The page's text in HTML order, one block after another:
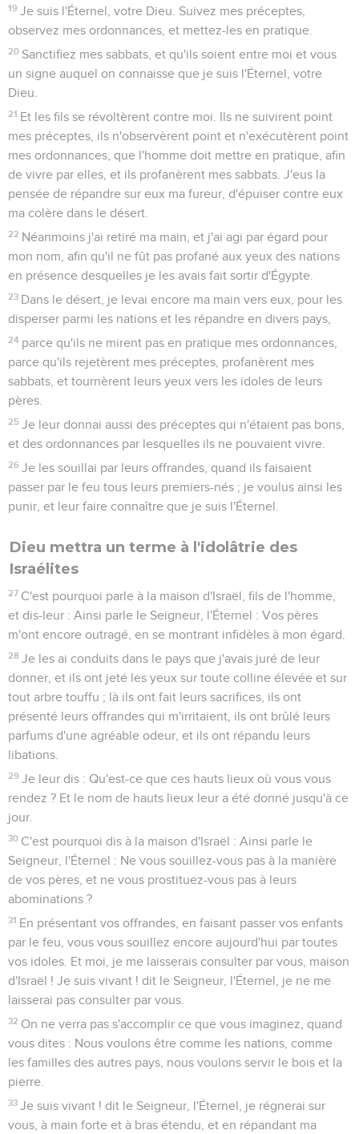
19 Je suis l'Éternel, votre Dieu. Suivez mes préceptes,
observez mes ordonnances, et mettez-les en pratique.
20 Sanctifiez mes sabbats, et qu'ils soient entre moi et vous
un signe auquel on connaisse que je suis l'Éternel, votre
Dieu.
21 Et les fils se révoltèrent contre moi. Ils ne suivirent point
mes préceptes, ils n'observèrent point et n'exécutèrent point
mes ordonnances, que l'homme doit mettre en pratique, afin
de vivre par elles, et ils profanèrent mes sabbats. J'eus la
pensée de répandre sur eux ma fureur, d'épuiser contre eux
ma colère dans le désert.
22 Néanmoins j'ai retiré ma main, et j'ai agi par égard pour
mon nom, afin qu'il ne fût pas profané aux yeux des nations
en présence desquelles je les avais fait sortir d'Égypte.
23 Dans le désert, je levai encore ma main vers eux, pour les
disperser parmi les nations et les répandre en divers pays,
24 parce qu'ils ne mirent pas en pratique mes ordonnances,
parce qu'ils rejetèrent mes préceptes, profanèrent mes
sabbats, et tournèrent leurs yeux vers les idoles de leurs
pères.
25 Je leur donnai aussi des préceptes qui n'étaient pas bons,
et des ordonnances par lesquelles ils ne pouvaient vivre.
26 Je les souillai par leurs offrandes, quand ils faisaient
passer par le feu tous leurs premiers-nés ; je voulus ainsi les
punir, et leur faire connaître que je suis l'Éternel.
Dieu mettra un terme à l'idolâtrie des
Israélites
27 C'est pourquoi parle à la maison d'Israël, fils de l'homme,
et dis-leur : Ainsi parle le Seigneur, l'Éternel : Vos pères
m'ont encore outragé, en se montrant infidèles à mon égard.
28 Je les ai conduits dans le pays que j'avais juré de leur
donner, et ils ont jeté les yeux sur toute colline élevée et sur
tout arbre touffu ; là ils ont fait leurs sacrifices, ils ont
présenté leurs offrandes qui m'irritaient, ils ont brûlé leurs
parfums d'une agréable odeur, et ils ont répandu leurs
libations.
29 Je leur dis : Qu'est-ce que ces hauts lieux où vous vous
rendez ? Et le nom de hauts lieux leur a été donné jusqu'à ce
jour.
30 C'est pourquoi dis à la maison d'Israël : Ainsi parle le
Seigneur, l'Éternel : Ne vous souillez-vous pas à la manière
de vos pères, et ne vous prostituez-vous pas à leurs
abominations ?
31 En présentant vos offrandes, en faisant passer vos enfants
par le feu, vous vous souillez encore aujourd'hui par toutes
vos idoles. Et moi, je me laisserais consulter par vous, maison
d'Israël ! Je suis vivant ! dit le Seigneur, l'Éternel, je ne me
laisserai pas consulter par vous.
32 On ne verra pas s'accomplir ce que vous imaginez, quand
vous dites : Nous voulons être comme les nations, comme
les familles des autres pays, nous voulons servir le bois et la
pierre.
33 Je suis vivant ! dit le Seigneur, l'Éternel, je régnerai sur
vous, à main forte et à bras étendu, et en répandant ma